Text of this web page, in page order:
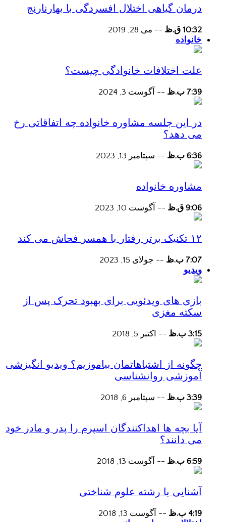
درمان گیاهی اختلال افسردگی با بهارنارنج
10:32 ق.ظ -- می 28, 2019
خانواده
علت اختلافات خانوادگی چیست؟
7:39 ب.ظ -- آگوست 3, 2024
در این جلسه مشاوره خانواده چه اتفاقاتی رخ
می دهد؟
6:36 ب.ظ -- سپتامبر 13, 2023
مشاوره خانواده
9:06 ق.ظ -- آگوست 10, 2023
۱۲ تکنیک برتر رفتار با همسر فحاش می کند
7:07 ب.ظ -- جولای 15, 2023
ویدیو
بازی های ویدئویی برای بهبود تحرک پس از
سکته مغزی
3:15 ب.ظ -- اکتبر 5, 2018
چگونه از اشتباهاتمان بیاموزیم؟ ویدیو انگیزشی
آموزشی روانشناسی
3:39 ب.ظ -- سپتامبر 6, 2018
آیا بچه ها اهداکنندگان اسپرم را پدر و مادر خود
می دانند؟
6:59 ب.ظ -- آگوست 13, 2018
آشنایی با رشته علوم شناختی
4:19 ب.ظ -- آگوست 13, 2018